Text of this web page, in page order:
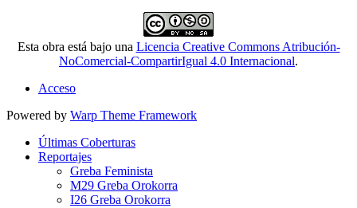
Esta obra está bajo una Licencia Creative Commons Atribución-
NoComercial-CompartirIgual 4.0 Internacional.
Acceso
Powered by Warp Theme Framework
Últimas Coberturas
Reportajes
Greba Feminista
M29 Greba Orokorra
I26 Greba Orokorra